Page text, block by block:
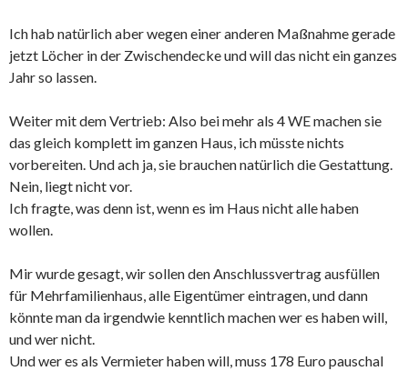
Ich hab natürlich aber wegen einer anderen Maßnahme gerade
jetzt Löcher in der Zwischendecke und will das nicht ein ganzes
Jahr so lassen.
Weiter mit dem Vertrieb: Also bei mehr als 4 WE machen sie
das gleich komplett im ganzen Haus, ich müsste nichts
vorbereiten. Und ach ja, sie brauchen natürlich die Gestattung.
Nein, liegt nicht vor.
Ich fragte, was denn ist, wenn es im Haus nicht alle haben
wollen.
Mir wurde gesagt, wir sollen den Anschlussvertrag ausfüllen
für Mehrfamilienhaus, alle Eigentümer eintragen, und dann
könnte man da irgendwie kenntlich machen wer es haben will,
und wer nicht.
Und wer es als Vermieter haben will, muss 178 Euro pauschal